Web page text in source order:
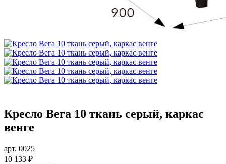
Кресло Вега 10 ткань серый, каркас
венге
арт. 0025
10 133 ₽